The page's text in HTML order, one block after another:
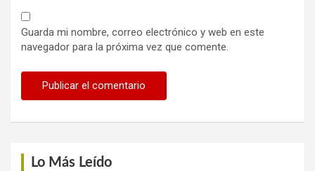
Guarda mi nombre, correo electrónico y web en este
navegador para la próxima vez que comente.
Lo Más Leído